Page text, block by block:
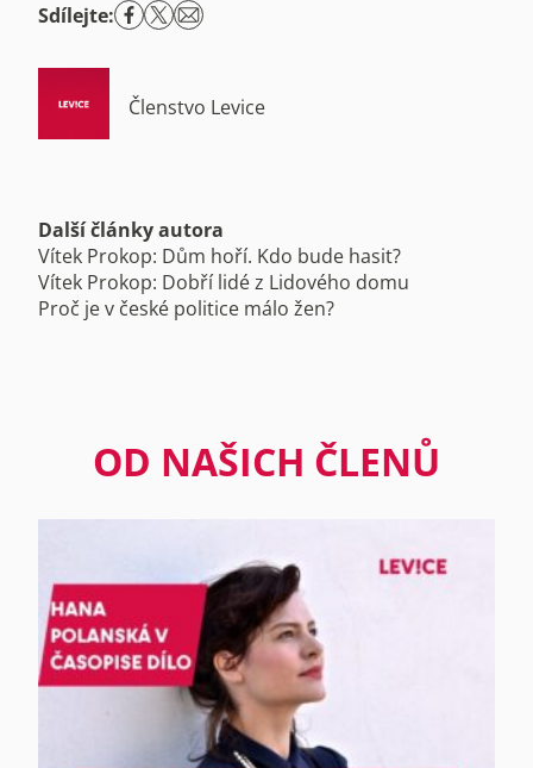
Sdílejte:
Členstvo Levice
Další články autora
Vítek Prokop: Dům hoří. Kdo bude hasit?
Vítek Prokop: Dobří lidé z Lidového domu
Proč je v české politice málo žen?
OD NAŠICH ČLENŮ